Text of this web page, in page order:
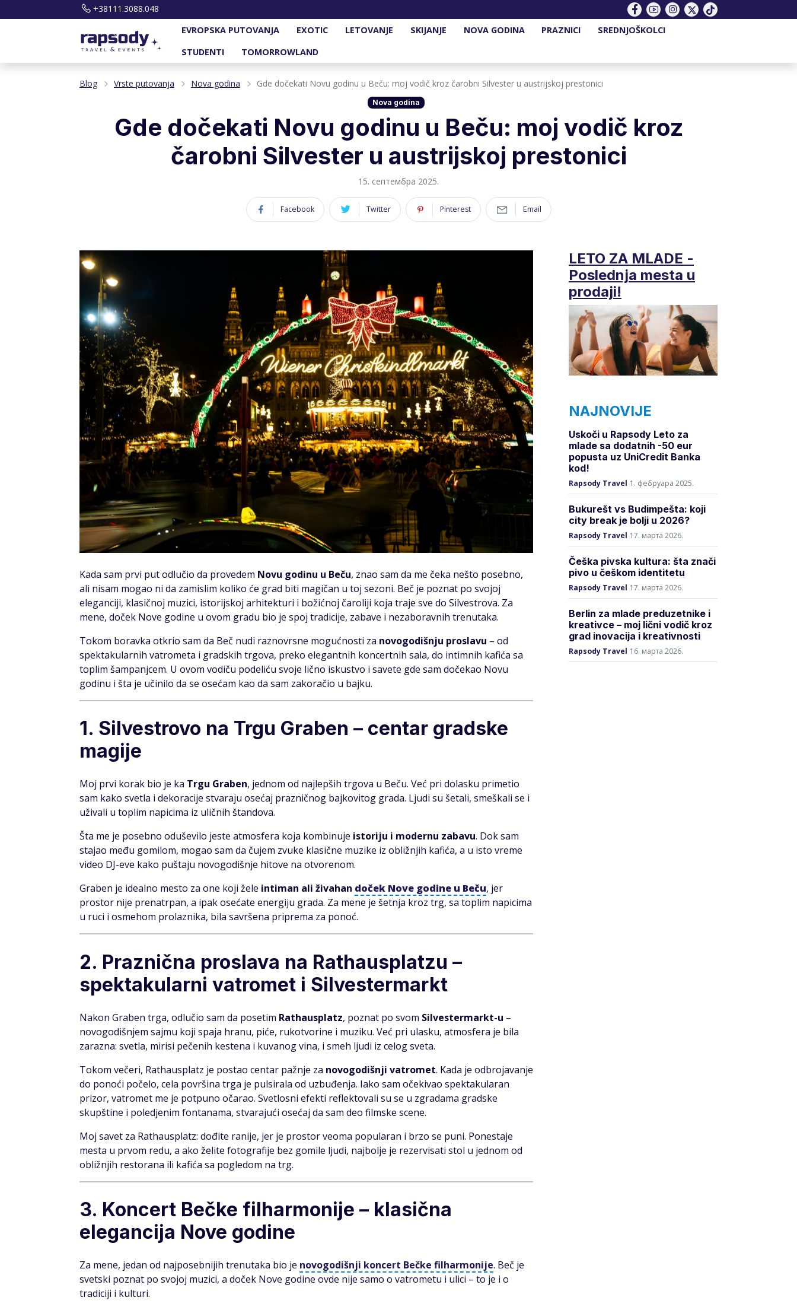
+38111.3088.048
EVROPSKA PUTOVANJA
EXOTIC LETOVANJE SKIJANJE NOVA GODINA PRAZNICI
SREDNJOŠKOLCI
STUDENTI
TOMORROWLAND
Blog Vrste putovanja Nova godina Gde dočekati Novu godinu u Beču: moj vodič kroz čarobni Silvester u austrijskoj prestonici
Nova godina
Gde dočekati Novu godinu u Beču: moj vodič kroz
čarobni Silvester u austrijskoj prestonici
15. септембра 2025.
Facebook Twitter Pinterest Email
Kada sam prvi put odlučio da provedem Novu godinu u Beču, znao sam da me čeka nešto posebno,
ali nisam mogao ni da zamislim koliko će grad biti magičan u toj sezoni. Beč je poznat po svojoj
eleganciji, klasičnoj muzici, istorijskoj arhitekturi i božićnoj čaroliji koja traje sve do Silvestrova. Za
mene, doček Nove godine u ovom gradu bio je spoj tradicije, zabave i nezaboravnih trenutaka.
Tokom boravka otkrio sam da Beč nudi raznovrsne mogućnosti za novogodišnju proslavu – od
spektakularnih vatrometa i gradskih trgova, preko elegantnih koncertnih sala, do intimnih kafića sa
toplim šampanjcem. U ovom vodiču podeliću svoje lično iskustvo i savete gde sam dočekao Novu
godinu i šta je učinilo da se osećam kao da sam zakoračio u bajku.
1. Silvestrovo na Trgu Graben – centar gradske
magije
Moj prvi korak bio je ka Trgu Graben, jednom od najlepših trgova u Beču. Već pri dolasku primetio
sam kako svetla i dekoracije stvaraju osećaj prazničnog bajkovitog grada. Ljudi su šetali, smeškali se i
uživali u toplim napicima iz uličnih štandova.
Šta me je posebno oduševilo jeste atmosfera koja kombinuje istoriju i modernu zabavu. Dok sam
stajao među gomilom, mogao sam da čujem zvuke klasične muzike iz obližnjih kafića, a u isto vreme
video DJ-eve kako puštaju novogodišnje hitove na otvorenom.
Graben je idealno mesto za one koji žele intiman ali živahan doček Nove godine u Beču, jer
prostor nije prenatrpan, a ipak osećate energiju grada. Za mene je šetnja kroz trg, sa toplim napicima
u ruci i osmehom prolaznika, bila savršena priprema za ponoć.
2. Praznična proslava na Rathausplatzu –
spektakularni vatromet i Silvestermarkt
Nakon Graben trga, odlučio sam da posetim Rathausplatz, poznat po svom Silvestermarkt-u –
novogodišnjem sajmu koji spaja hranu, piće, rukotvorine i muziku. Već pri ulasku, atmosfera je bila
zarazna: svetla, mirisi pečenih kestena i kuvanog vina, i smeh ljudi iz celog sveta.
Tokom večeri, Rathausplatz je postao centar pažnje za novogodišnji vatromet. Kada je odbrojavanje
do ponoći počelo, cela površina trga je pulsirala od uzbuđenja. Iako sam očekivao spektakularan
prizor, vatromet me je potpuno očarao. Svetlosni efekti reflektovali su se u zgradama gradske
skupštine i poledjenim fontanama, stvarajući osećaj da sam deo filmske scene.
Moj savet za Rathausplatz: dođite ranije, jer je prostor veoma popularan i brzo se puni. Ponestaje
mesta u prvom redu, a ako želite fotografije bez gomile ljudi, najbolje je rezervisati stol u jednom od
obližnjih restorana ili kafića sa pogledom na trg.
3. Koncert Bečke filharmonije – klasična
elegancija Nove godine
Za mene, jedan od najposebnijih trenutaka bio je novogodišnji koncert Bečke filharmonije. Beč je
svetski poznat po svojoj muzici, a doček Nove godine ovde nije samo o vatrometu i ulici – to je i o
tradiciji i kulturi.
LETO ZA MLADE -
Poslednja mesta u
prodaji!
NAJNOVIJE
Uskoči u Rapsody Leto za
mlade sa dodatnih -50 eur
popusta uz UniCredit Banka
kod!
Rapsody Travel 1. фебруара 2025.
Bukurešt vs Budimpešta: koji
city break je bolji u 2026?
Rapsody Travel 17. марта 2026.
Češka pivska kultura: šta znači
pivo u češkom identitetu
Rapsody Travel 17. марта 2026.
Berlin za mlade preduzetnike i
kreativce – moj lični vodič kroz
grad inovacija i kreativnosti
Rapsody Travel 16. марта 2026.